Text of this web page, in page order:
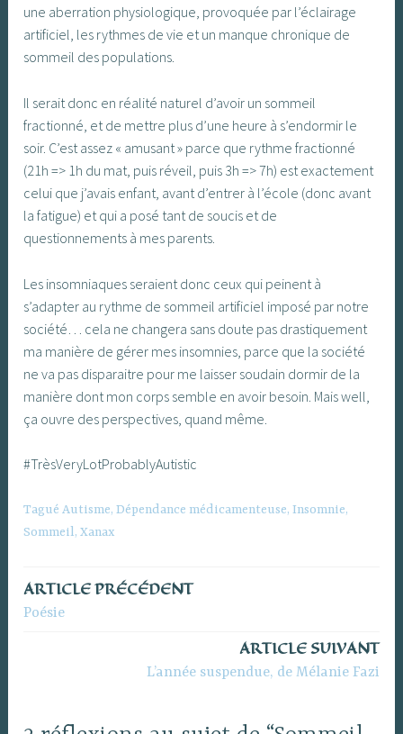
une aberration physiologique, provoquée par l’éclairage
artificiel, les rythmes de vie et un manque chronique de
sommeil des populations.
Il serait donc en réalité naturel d’avoir un sommeil
fractionné, et de mettre plus d’une heure à s’endormir le
soir. C’est assez « amusant » parce que rythme fractionné
(21h => 1h du mat, puis réveil, puis 3h => 7h) est exactement
celui que j’avais enfant, avant d’entrer à l’école (donc avant
la fatigue) et qui a posé tant de soucis et de
questionnements à mes parents.
Les insomniaques seraient donc ceux qui peinent à
s’adapter au rythme de sommeil artificiel imposé par notre
société… cela ne changera sans doute pas drastiquement
ma manière de gérer mes insomnies, parce que la société
ne va pas disparaitre pour me laisser soudain dormir de la
manière dont mon corps semble en avoir besoin. Mais well,
ça ouvre des perspectives, quand même.
#TrèsVeryLotProbablyAutistic
TaguéAutisme,Dépendance médicamenteuse,Insomnie,
Sommeil,Xanax
Navigation
ARTICLE PRÉCÉDENT
Poésie
ARTICLE SUIVANT
L’année suspendue, de Mélanie Fazi